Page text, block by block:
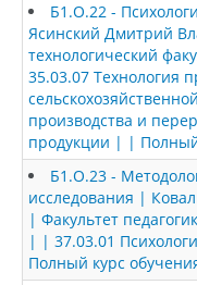
Б1.О.22 -
Ясинский Дмитрий
технологический
35.03.07 Технология
производства и
продукции | |
Б1.О.23 -
исследования |
| Факультет
| | 37.03.01
Полный курс